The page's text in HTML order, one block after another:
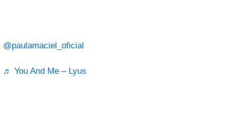
@paulamaciel_oficial
♬ You And Me – Lyus